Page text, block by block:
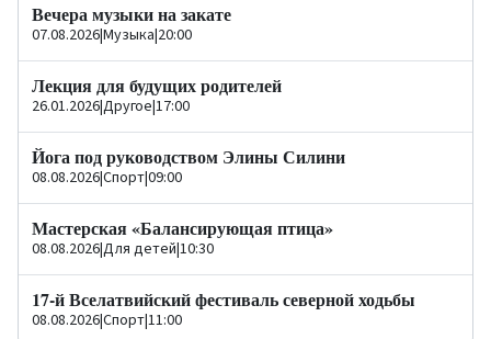
Вечера музыки на закате
07.08.2026|Музыка|20:00
Лекция для будущих родителей
26.01.2026|Другое|17:00
Йога под руководством Элины Силини
08.08.2026|Спорт|09:00
Мастерская «Балансирующая птица»
08.08.2026|Для детей|10:30
17-й Вселатвийский фестиваль северной ходьбы
08.08.2026|Спорт|11:00